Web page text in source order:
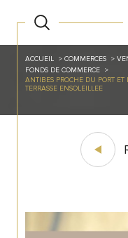
ACCUEIL COMMERCES
FONDS DE COMMERCE
ANTIBES PROCHE DU PORT
TERRASSE ENSOLEILLEE